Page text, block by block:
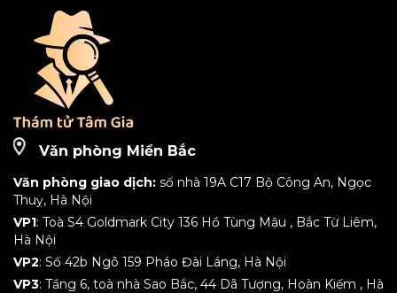
Văn phòng Miền Bắc
Văn phòng giao dịch: số nhà 19A C17 Bộ Công An, Ngọc
Thuỵ, Hà Nội
VP1: Toà S4 Goldmark City 136 Hồ Tùng Mậu , Bắc Từ Liêm,
Hà Nội
VP2: Số 42b Ngõ 159 Pháo Đài Láng, Hà Nội
VP3: Tầng 6, toà nhà Sao Bắc, 44 Dã Tượng, Hoàn Kiếm , Hà